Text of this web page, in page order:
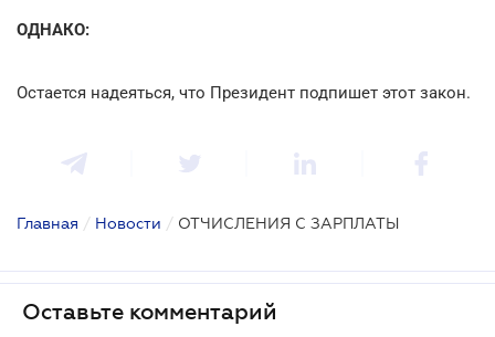
ОДНАКО:
Остается надеяться, что Президент подпишет этот закон.
Главная / Новости / ОТЧИСЛЕНИЯ С ЗАРПЛАТЫ
Оставьте комментарий